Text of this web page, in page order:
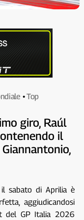
•Top
giro, Raúl
il
sabato di Aprilia è
aggiudicandosi
del GP Italia 2026